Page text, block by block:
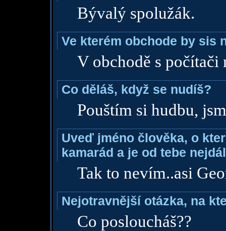
Bývalý spolužák.
Ve kterém obchode by sis
V obchodě s počítači
Co děláš, když se nudíš?
Pouštím si hudbu,
Uveď jméno člověka, o
kamarád a je od tebe
Tak to nevím..asi
Nejotravnější otázka, na
Co posloucháš??